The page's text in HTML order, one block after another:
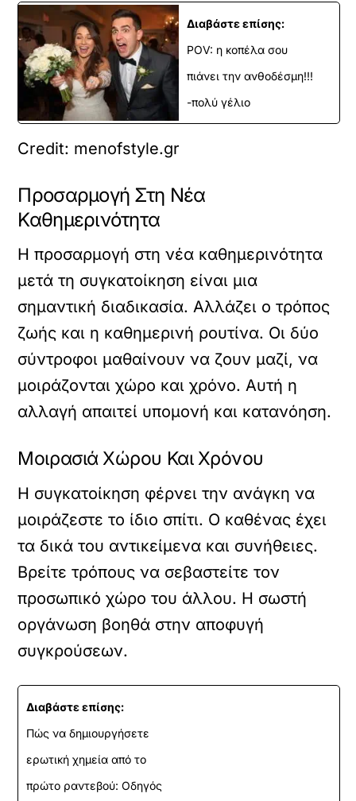
Διαβάστε επίσης:
POV: η κοπέλα σου
πιάνει την ανθοδέσμη!!!
-πολύ γέλιο
Credit: menofstyle.gr
Προσαρμογή Στη Νέα
Καθημερινότητα
Η προσαρμογή στη νέα καθημερινότητα
μετά τη συγκατοίκηση είναι μια
σημαντική διαδικασία. Αλλάζει ο τρόπος
ζωής και η καθημερινή ρουτίνα. Οι δύο
σύντροφοι μαθαίνουν να ζουν μαζί, να
μοιράζονται χώρο και χρόνο. Αυτή η
αλλαγή απαιτεί υπομονή και κατανόηση.
Μοιρασιά Χώρου Και Χρόνου
Η συγκατοίκηση φέρνει την ανάγκη να
μοιράζεστε το ίδιο σπίτι. Ο καθένας έχει
τα δικά του αντικείμενα και συνήθειες.
Βρείτε τρόπους να σεβαστείτε τον
προσωπικό χώρο του άλλου. Η σωστή
οργάνωση βοηθά στην αποφυγή
συγκρούσεων.
Διαβάστε επίσης:
Πώς να δημιουργήσετε
ερωτική χημεία από το
πρώτο ραντεβού: Οδηγός